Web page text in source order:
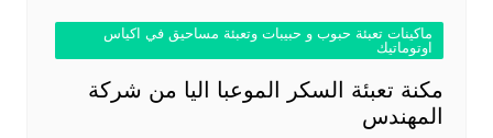
ماكينات تعبئة حبوب و حبيبات وتعبئة مساحيق في اكياس
اوتوماتيك
مكنة تعبئة السكر الموعبا اليا من شركة
المهندس